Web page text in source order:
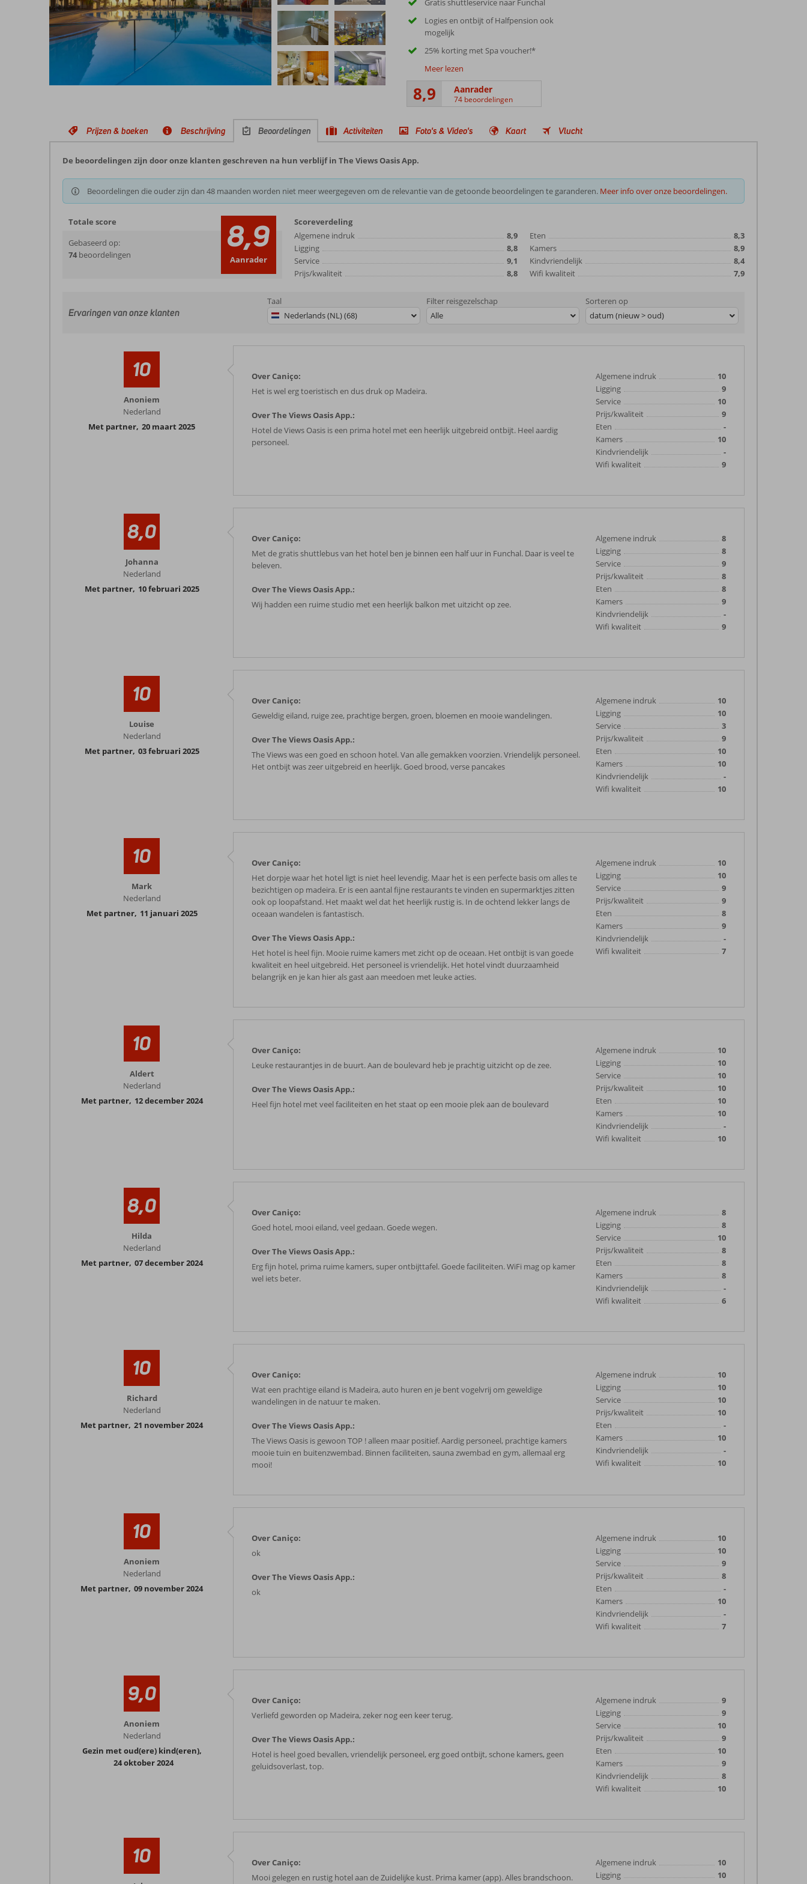
Gratis shuttleservice naar Funchal
Logies en ontbijt of Halfpension ook
mogelijk
25% korting met Spa voucher!*
Meer lezen
8,9 Aanrader
74 beoordelingen
Prijzen & boeken Beschrijving Beoordelingen Activiteiten Foto's & Video's Kaart Vlucht
De beoordelingen zijn door onze klanten geschreven na hun verblijf in The Views Oasis App.
Beoordelingen die ouder zijn dan 48 maanden worden niet meer weergegeven om de relevantie van de getoonde beoordelingen te garanderen. Meer info over onze beoordelingen.
Totale score
Gebaseerd op:
74 beoordelingen 8,9
Aanrader
Scoreverdeling
Algemene indruk
8,9
Ligging
8,8
Service
9,1
Prijs/kwaliteit
8,8
Eten
8,3
Kamers
8,9
Kindvriendelijk
8,4
Wifi kwaliteit
7,9
Ervaringen van onze klanten
Taal
Nederlands (NL) (68)
Filter reisgezelschap
Alle
Sorteren op
datum (nieuw > oud)
10
Anoniem
Nederland
Met partner, 20 maart 2025
Over Caniço:
Het is wel erg toeristisch en dus druk op Madeira.
Over The Views Oasis App.:
Hotel de Views Oasis is een prima hotel met een heerlijk uitgebreid ontbijt. Heel aardig
personeel.
Algemene indruk
10
Ligging
9
Service
10
Prijs/kwaliteit
9
Eten
-
Kamers
10
Kindvriendelijk
-
Wifi kwaliteit
9
8,0
Johanna
Nederland
Met partner, 10 februari 2025
Over Caniço:
Met de gratis shuttlebus van het hotel ben je binnen een half uur in Funchal. Daar is veel te
beleven.
Over The Views Oasis App.:
Wij hadden een ruime studio met een heerlijk balkon met uitzicht op zee.
Algemene indruk
8
Ligging
8
Service
9
Prijs/kwaliteit
8
Eten
8
Kamers
9
Kindvriendelijk
-
Wifi kwaliteit
9
10
Louise
Nederland
Met partner, 03 februari 2025
Over Caniço:
Geweldig eiland, ruige zee, prachtige bergen, groen, bloemen en mooie wandelingen.
Over The Views Oasis App.:
The Views was een goed en schoon hotel. Van alle gemakken voorzien. Vriendelijk personeel.
Het ontbijt was zeer uitgebreid en heerlijk. Goed brood, verse pancakes
Algemene indruk
10
Ligging
10
Service
3
Prijs/kwaliteit
9
Eten
10
Kamers
10
Kindvriendelijk
-
Wifi kwaliteit
10
10
Mark
Nederland
Met partner, 11 januari 2025
Over Caniço:
Het dorpje waar het hotel ligt is niet heel levendig. Maar het is een perfecte basis om alles te
bezichtigen op madeira. Er is een aantal fijne restaurants te vinden en supermarktjes zitten
ook op loopafstand. Het maakt wel dat het heerlijk rustig is. In de ochtend lekker langs de
oceaan wandelen is fantastisch.
Over The Views Oasis App.:
Het hotel is heel fijn. Mooie ruime kamers met zicht op de oceaan. Het ontbijt is van goede
kwaliteit en heel uitgebreid. Het personeel is vriendelijk. Het hotel vindt duurzaamheid
belangrijk en je kan hier als gast aan meedoen met leuke acties.
Algemene indruk
10
Ligging
10
Service
9
Prijs/kwaliteit
9
Eten
8
Kamers
9
Kindvriendelijk
-
Wifi kwaliteit
7
10
Aldert
Nederland
Met partner, 12 december 2024
Over Caniço:
Leuke restaurantjes in de buurt. Aan de boulevard heb je prachtig uitzicht op de zee.
Over The Views Oasis App.:
Heel fijn hotel met veel faciliteiten en het staat op een mooie plek aan de boulevard
Algemene indruk
10
Ligging
10
Service
10
Prijs/kwaliteit
10
Eten
10
Kamers
10
Kindvriendelijk
-
Wifi kwaliteit
10
8,0
Hilda
Nederland
Met partner, 07 december 2024
Over Caniço:
Goed hotel, mooi eiland, veel gedaan. Goede wegen.
Over The Views Oasis App.:
Erg fijn hotel, prima ruime kamers, super ontbijttafel. Goede faciliteiten. WiFi mag op kamer
wel iets beter.
Algemene indruk
8
Ligging
8
Service
10
Prijs/kwaliteit
8
Eten
8
Kamers
8
Kindvriendelijk
-
Wifi kwaliteit
6
10
Richard
Nederland
Met partner, 21 november 2024
Over Caniço:
Wat een prachtige eiland is Madeira, auto huren en je bent vogelvrij om geweldige
wandelingen in de natuur te maken.
Over The Views Oasis App.:
The Views Oasis is gewoon TOP ! alleen maar positief. Aardig personeel, prachtige kamers
mooie tuin en buitenzwembad. Binnen faciliteiten, sauna zwembad en gym, allemaal erg
mooi!
Algemene indruk
10
Ligging
10
Service
10
Prijs/kwaliteit
10
Eten
-
Kamers
10
Kindvriendelijk
-
Wifi kwaliteit
10
10
Anoniem
Nederland
Met partner, 09 november 2024
Over Caniço:
ok
Over The Views Oasis App.:
ok
Algemene indruk
10
Ligging
10
Service
9
Prijs/kwaliteit
8
Eten
-
Kamers
10
Kindvriendelijk
-
Wifi kwaliteit
7
9,0
Anoniem
Nederland
Gezin met oud(ere) kind(eren),
24 oktober 2024
Over Caniço:
Verliefd geworden op Madeira, zeker nog een keer terug.
Over The Views Oasis App.:
Hotel is heel goed bevallen, vriendelijk personeel, erg goed ontbijt, schone kamers, geen
geluidsoverlast, top.
Algemene indruk
9
Ligging
9
Service
10
Prijs/kwaliteit
9
Eten
10
Kamers
9
Kindvriendelijk
8
Wifi kwaliteit
10
10
Over Caniço:
Mooi gelegen en rustig hotel aan de Zuidelijke kust. Prima kamer (app). Alles brandschoon.
Algemene indruk
10
Ligging
10